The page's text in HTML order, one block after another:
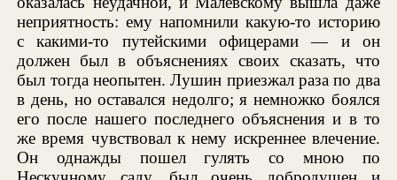
неприятность: ему напомнили какую-то историю
с какими-то путейскими офицерами — и он
должен был в объяснениях своих сказать, что
был тогда неопытен. Лушин приезжал раза по два
в день, но оставался недолго; я немножко боялся
его после нашего последнего объяснения и в то
же время чувствовал к нему искреннее влечение.
Он однажды пошел гулять со мною по